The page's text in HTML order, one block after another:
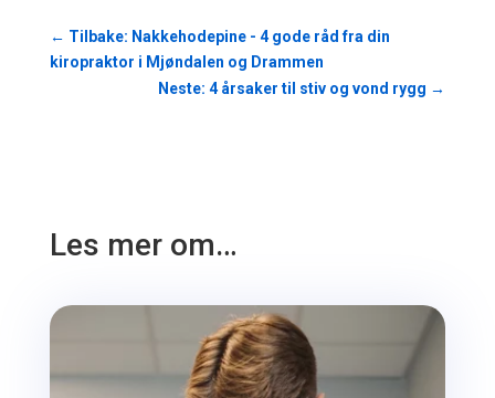
← Tilbake: Nakkehodepine - 4 gode råd fra din
kiropraktor i Mjøndalen og Drammen
Neste: 4 årsaker til stiv og vond rygg →
Les mer om…